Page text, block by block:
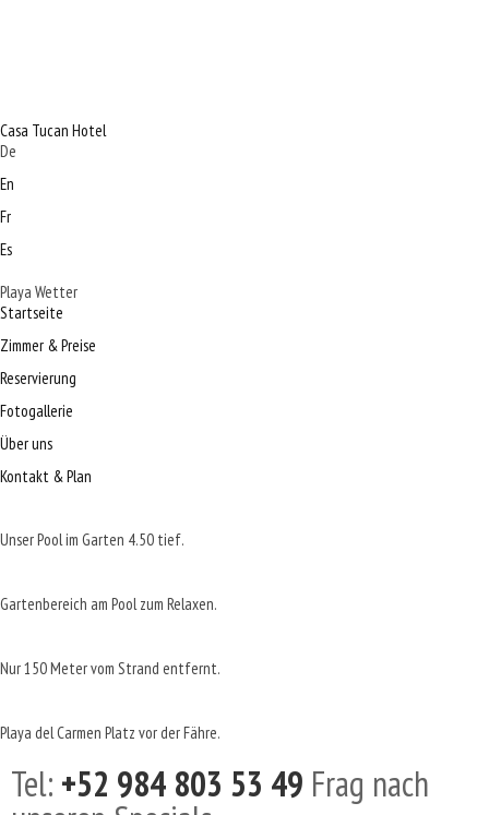
Casa Tucan Hotel
De
En
Fr
Es
Playa Wetter
Startseite
Zimmer & Preise
Reservierung
Fotogallerie
Über uns
Kontakt & Plan
Unser Pool im Garten 4.50 tief.
Gartenbereich am Pool zum Relaxen.
Nur 150 Meter vom Strand entfernt.
Playa del Carmen Platz vor der Fähre.
Tel: +52 984 803 53 49 Frag nach